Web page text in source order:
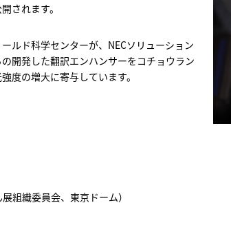
されます。
ルド科学センターが、NECソリューション
開発した翻訳エンハンサーをコチョウラン
度の増大に寄与しています。
組織委員会、東京ドーム）